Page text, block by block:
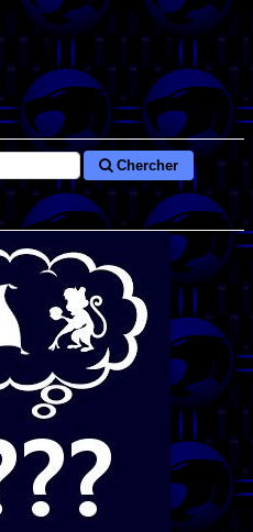
Chercher